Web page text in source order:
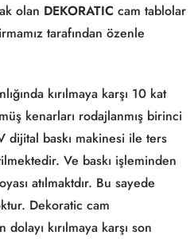
olan DEKORATIC cam tablolar
tarafından özenle
kırılmaya karşı 10 kat
kenarları rodajlanmış birinci
dijital baskı makinesi ile ters
Ve baskı işleminden
atılmaktdır. Bu sayede
Dekoratic cam
dolayı kırılmaya karşı son